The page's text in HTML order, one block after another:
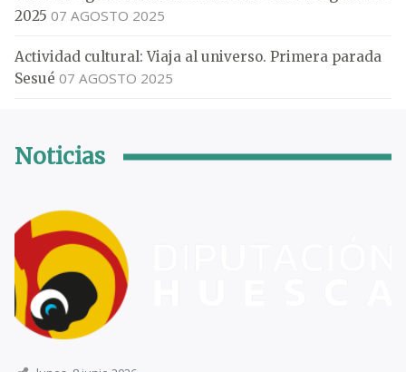
2025 07 AGOSTO 2025
Actividad cultural: Viaja al universo. Primera parada
Sesué 07 AGOSTO 2025
Noticias